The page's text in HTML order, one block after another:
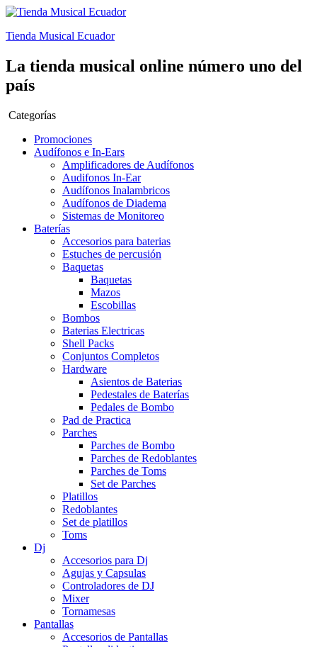
Tienda Musical Ecuador
La tienda musical online número uno del
país
Categorías
Promociones
Audífonos e In-Ears
Amplificadores de Audífonos
Audifonos In-Ear
Audífonos Inalambricos
Audífonos de Diadema
Sistemas de Monitoreo
Baterías
Accesorios para baterias
Estuches de percusión
Baquetas
Baquetas
Mazos
Escobillas
Bombos
Baterias Electricas
Shell Packs
Conjuntos Completos
Hardware
Asientos de Baterias
Pedestales de Baterías
Pedales de Bombo
Pad de Practica
Parches
Parches de Bombo
Parches de Redoblantes
Parches de Toms
Set de Parches
Platillos
Redoblantes
Set de platillos
Toms
Dj
Accesorios para Dj
Agujas y Capsulas
Controladores de DJ
Mixer
Tornamesas
Pantallas
Accesorios de Pantallas